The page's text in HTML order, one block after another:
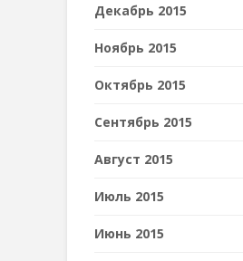
Декабрь 2015
Ноябрь 2015
Октябрь 2015
Сентябрь 2015
Август 2015
Июль 2015
Июнь 2015